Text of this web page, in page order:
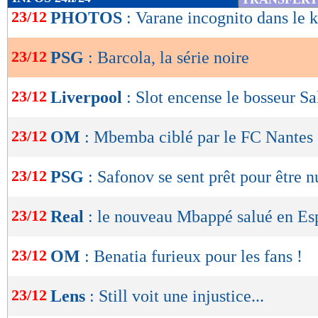
de
OK
23/12 PHOTOS : Varane incognito dans le
23/12 PSG : Barcola, la série noire
23/12 Liverpool : Slot encense le bosseur
23/12 OM : Mbemba ciblé par le FC Nantes
23/12 PSG : Safonov se sent prêt pour être
23/12 Real : le nouveau Mbappé salué en
23/12 OM : Benatia furieux pour les fans !
23/12 Lens : Still voit une injustice...